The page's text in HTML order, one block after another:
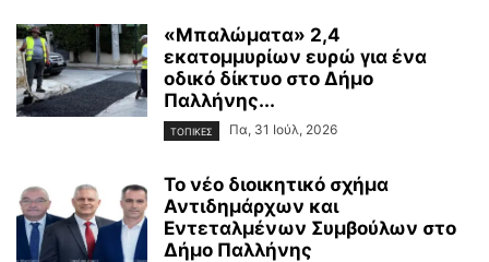
«Μπαλώματα» 2,4
εκατομμυρίων ευρώ για ένα
οδικό δίκτυο στο Δήμο
Παλλήνης...
ΤΟΠΙΚΕΣ Πα, 31 Ιούλ, 2026
Το νέο διοικητικό σχήμα
Αντιδημάρχων και
Εντεταλμένων Συμβούλων στο
Δήμο Παλλήνης